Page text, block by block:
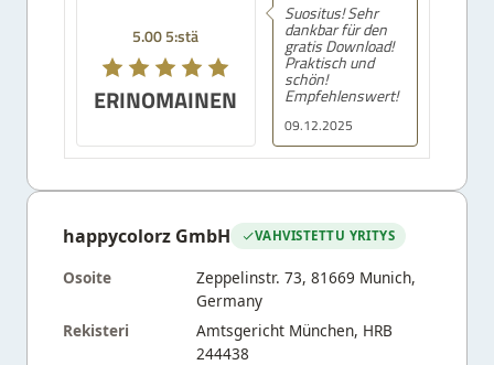
5.00 5:stä
ERINOMAINEN
09.12.2025
Suositus! Sehr
dankbar für den
gratis Download!
Praktisch und
schön!
Empfehlenswert!
happycolorz GmbH VAHVISTETTU YRITYS
Osoite
Zeppelinstr. 73, 81669 Munich,
Germany
Rekisteri
Amtsgericht München, HRB
244438